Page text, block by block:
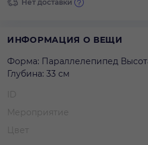
Нет доставки
ИНФОРМАЦИЯ О ВЕЩИ
Форма: Параллелепипед
Глубина: 33 см
ID
Мероприятие
Цвет